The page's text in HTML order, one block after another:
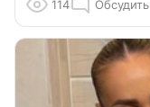
114 Обсудить